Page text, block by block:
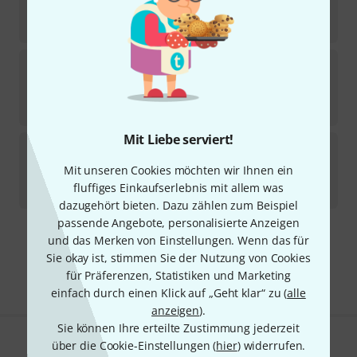
Mit Liebe serviert!
Mit unseren Cookies möchten wir Ihnen ein
fluffiges Einkaufserlebnis mit allem was
dazugehört bieten. Dazu zählen zum Beispiel
passende Angebote, personalisierte Anzeigen
und das Merken von Einstellungen. Wenn das für
Sie okay ist, stimmen Sie der Nutzung von Cookies
für Präferenzen, Statistiken und Marketing
einfach durch einen Klick auf „Geht klar“ zu (alle
anzeigen).
Sie können Ihre erteilte Zustimmung jederzeit
über die Cookie-Einstellungen (hier) widerrufen.
Sofort lieferbar
€
Balancer Emblem Trombone
7
In 7–9 Wochen lieferbar
Slide Stop Nut Tpt. SP
Sofort lieferbar
19,90€
Kostenloser Versand ab € 69
Alle Preise inkl. MwSt.
Gefällt Ihnen, was Sie sehen?